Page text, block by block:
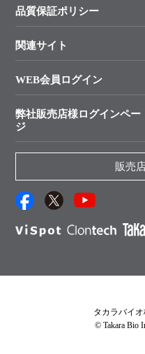
技術セミナーのご案内
タカラバイオ発表文献
SMARTer NGSポータルサイト
プライマー設計
制限酵素切断サイトの検索
ユーザーズボイス集
抗体検索サイト
├ 実験コンシェルジュ
├ 受託サービスお問い合わせ
資料請求 機器関連
資料請求 受託関連
資料請求 核酸抽出・精製カタ
サンプル請求一覧
プロトコール集
説明書・CoA・SDSを探す
品質保証ポリシー
関連サイト
WEB会員ログイン
弊社販売店様ログインペー
ジ
販売
タカラバイ
© Takara Bio